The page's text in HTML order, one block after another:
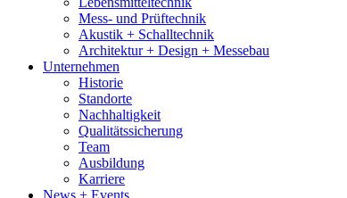
Mess- und Prüftechnik
Akustik + Schalltechnik
Architektur + Design + Messebau
Unternehmen
Historie
Standorte
Nachhaltigkeit
Qualitätssicherung
Team
Ausbildung
Karriere
News + Events